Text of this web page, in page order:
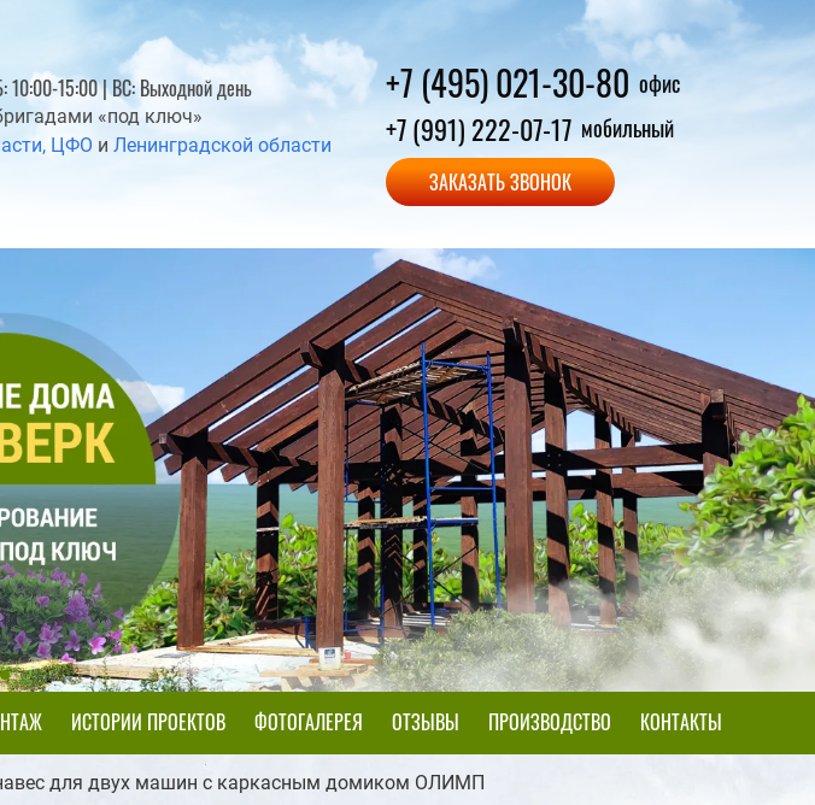
15:00 | ВС: Выходной день
«под ключ»
ЦФО и Ленинградской области
+7 (495) 021-30-80 офис
+7 (991) 222-07-17 мобильный
ЗАКАЗАТЬ ЗВОНОК
ИСТОРИИ ПРОЕКТОВ ФОТОГАЛЕРЕЯ ОТЗЫВЫ ПРОИЗВОДСТВО КОНТАКТЫ
для двух машин с каркасным домиком ОЛИМП